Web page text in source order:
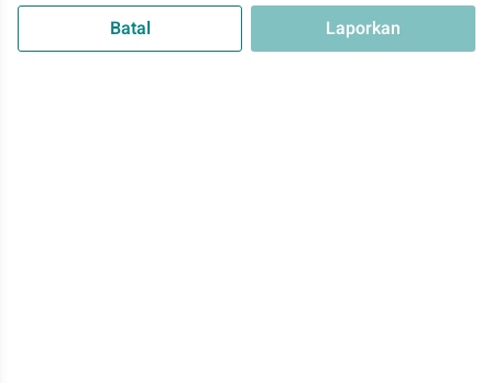
Batal Laporkan